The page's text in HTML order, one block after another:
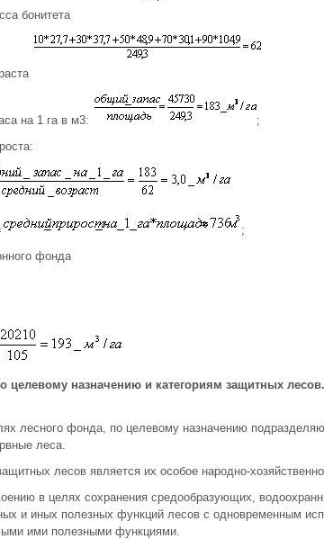
бонитета
на 1 га в м3:
;
;
фонда
целевому назначению и категориям защитных
лесного фонда, по целевому назначению
леса.
лесов является их особое народно-
в целях сохранения средообразующих,
и иных полезных функций лесов с одновременным
ими полезными функциями.